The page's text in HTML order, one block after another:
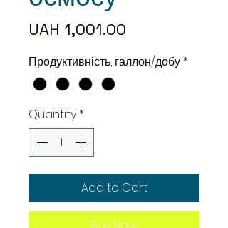
UAH 1,001.00
Продуктивність, галлон/добу *
Quantity *
Add to Cart